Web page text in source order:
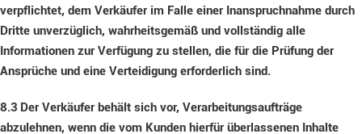
verpflichtet, dem Verkäufer im Falle einer Inanspruchnahme durch
Dritte unverzüglich, wahrheitsgemäß und vollständig alle
Informationen zur Verfügung zu stellen, die für die Prüfung der
Ansprüche und eine Verteidigung erforderlich sind.
8.3 Der Verkäufer behält sich vor, Verarbeitungsaufträge
abzulehnen, wenn die vom Kunden hierfür überlassenen Inhalte